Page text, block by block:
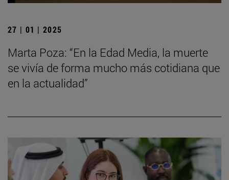
27 | 01 | 2025
Marta Poza: “En la Edad Media, la muerte
se vivía de forma mucho más cotidiana que
en la actualidad”